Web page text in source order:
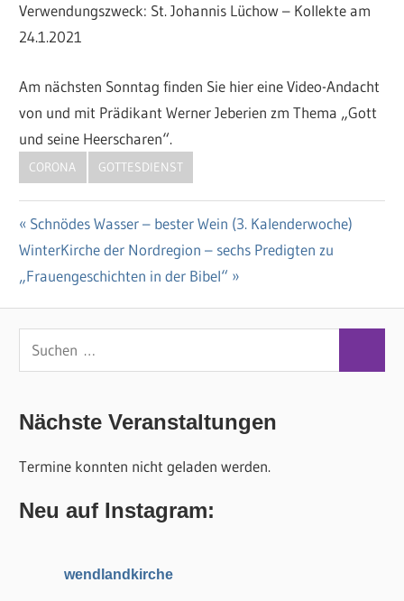
Verwendungszweck: St. Johannis Lüchow – Kollekte am
24.1.2021
Am nächsten Sonntag finden Sie hier eine Video-Andacht
von und mit Prädikant Werner Jeberien zm Thema „Gott
und seine Heerscharen“.
CORONA GOTTESDIENST
Beitragsnavigation
Vorheriger
Beitrag:
Schnödes Wasser – bester Wein (3. Kalenderwoche)
Nächster
Beitrag:
WinterKirche der Nordregion – sechs Predigten zu
„Frauengeschichten in der Bibel“
u
h
n
n
a
Nächste Veranstaltungen
Termine konnten nicht geladen werden.
Neu auf Instagram:
wendlandkirche